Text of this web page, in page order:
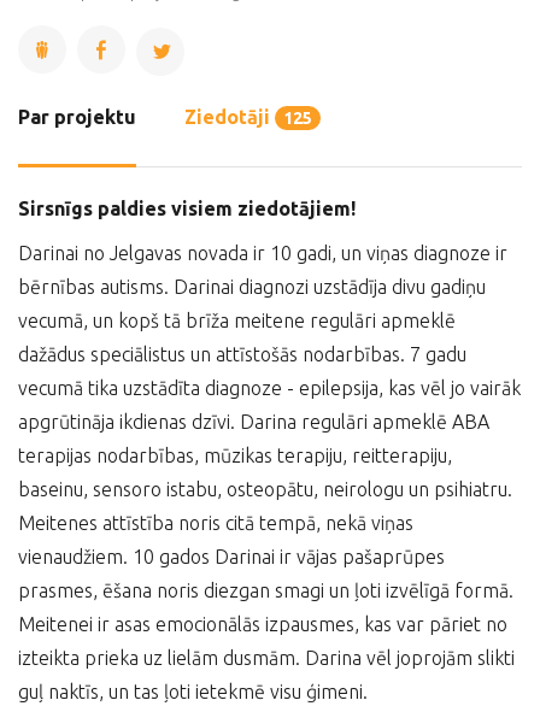
Par projektu Ziedotāji 125
Sirsnīgs paldies visiem ziedotājiem!
Darinai no Jelgavas novada ir 10 gadi, un viņas diagnoze ir
bērnības autisms. Darinai diagnozi uzstādīja divu gadiņu
vecumā, un kopš tā brīža meitene regulāri apmeklē
dažādus speciālistus un attīstošās nodarbības. 7 gadu
vecumā tika uzstādīta diagnoze - epilepsija, kas vēl jo vairāk
apgrūtināja ikdienas dzīvi. Darina regulāri apmeklē ABA
terapijas nodarbības, mūzikas terapiju, reitterapiju,
baseinu, sensoro istabu, osteopātu, neirologu un psihiatru.
Meitenes attīstība noris citā tempā, nekā viņas
vienaudžiem. 10 gados Darinai ir vājas pašaprūpes
prasmes, ēšana noris diezgan smagi un ļoti izvēlīgā formā.
Meitenei ir asas emocionālās izpausmes, kas var pāriet no
izteikta prieka uz lielām dusmām. Darina vēl joprojām slikti
guļ naktīs, un tas ļoti ietekmē visu ģimeni.